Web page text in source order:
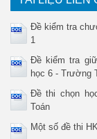
Đề kiểm tra
1
Đề kiểm tra
học 6 - Trường
Đề thi chọn
Toán
Một số đề thi